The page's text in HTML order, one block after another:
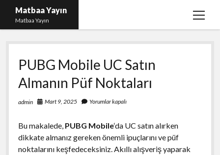
Matbaa Yayın
Matbaa Yayın
menüyü
Igtv Izlenme Gönderme Hilesi Bedava
Instagram Bot Takipçileri Silme
Liste
Sayfa Listesi
PUBG Mobile UC Satın
Almanın Püf Noktaları
admin Mart 9, 2025 Yorumlar kapalı
Bu makalede, PUBG Mobile‘da UC satın alırken
dikkate almanız gereken önemli ipuçlarını ve püf
noktalarını keşfedeceksiniz. Akıllı alışveriş yaparak